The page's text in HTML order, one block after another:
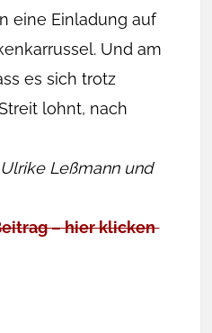
eine Einladung auf
Und am
es sich trotz
lohnt, nach
Leßmann und
– hier klicken